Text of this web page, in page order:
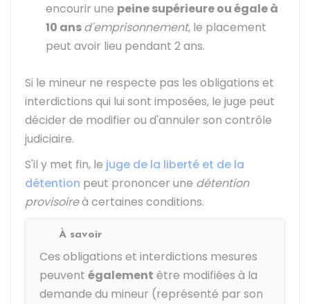
encourir une peine supérieure ou égale à
10 ansd'emprisonnement, le placement
peut avoir lieu pendant 2 ans.
Si le mineur ne respecte pas les obligations et
interdictions qui lui sont imposées, le juge peut
décider de modifier ou d'annuler son contrôle
judiciaire.
S'il y met fin, le juge de la liberté et de la
détention peut prononcer une détention
provisoireà certaines conditions.
À savoir
Ces obligations et interdictions mesures
peuvent également être modifiées à la
demande du mineur (représenté par son